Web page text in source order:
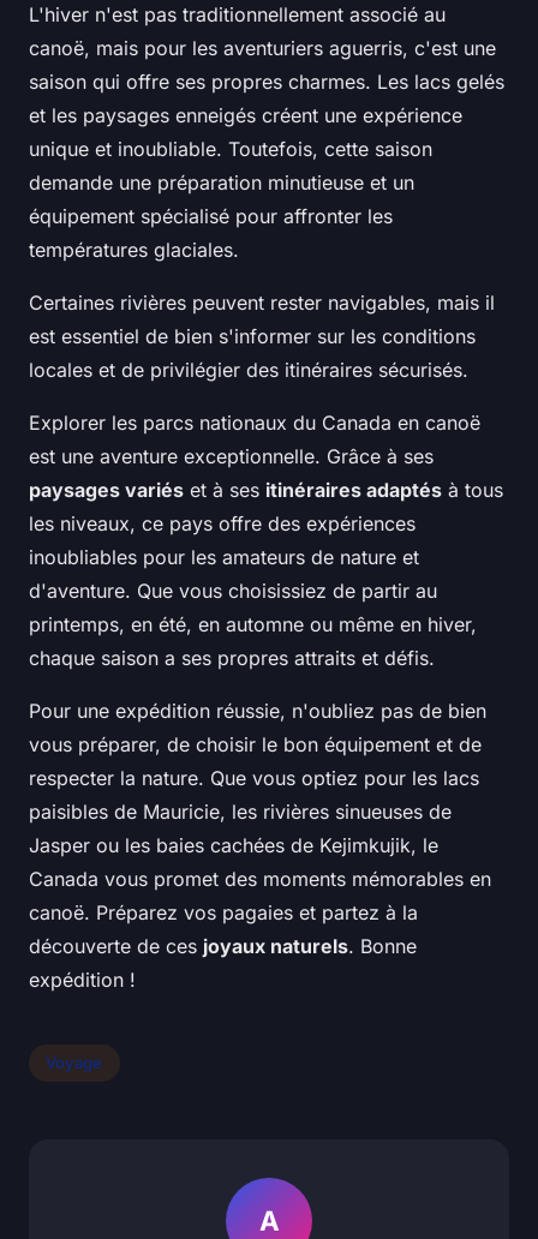
L'hiver n'est pas traditionnellement associé au
canoë, mais pour les aventuriers aguerris, c'est une
saison qui offre ses propres charmes. Les lacs gelés
et les paysages enneigés créent une expérience
unique et inoubliable. Toutefois, cette saison
demande une préparation minutieuse et un
équipement spécialisé pour affronter les
températures glaciales.
Certaines rivières peuvent rester navigables, mais il
est essentiel de bien s'informer sur les conditions
locales et de privilégier des itinéraires sécurisés.
Explorer les parcs nationaux du Canada en canoë
est une aventure exceptionnelle. Grâce à ses
paysages variés et à ses itinéraires adaptés à tous
les niveaux, ce pays offre des expériences
inoubliables pour les amateurs de nature et
d'aventure. Que vous choisissiez de partir au
printemps, en été, en automne ou même en hiver,
chaque saison a ses propres attraits et défis.
Pour une expédition réussie, n'oubliez pas de bien
vous préparer, de choisir le bon équipement et de
respecter la nature. Que vous optiez pour les lacs
paisibles de Mauricie, les rivières sinueuses de
Jasper ou les baies cachées de Kejimkujik, le
Canada vous promet des moments mémorables en
canoë. Préparez vos pagaies et partez à la
découverte de ces joyaux naturels. Bonne
expédition !
Voyage
A